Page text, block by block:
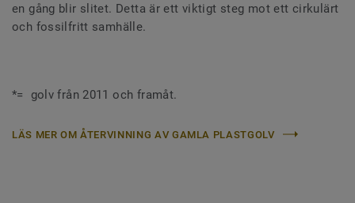
en gång blir slitet. Detta är ett viktigt steg mot ett cirkulärt
och fossilfritt samhälle.
*= golv från 2011 och framåt.
LÄS MER OM ÅTERVINNING AV GAMLA PLASTGOLV